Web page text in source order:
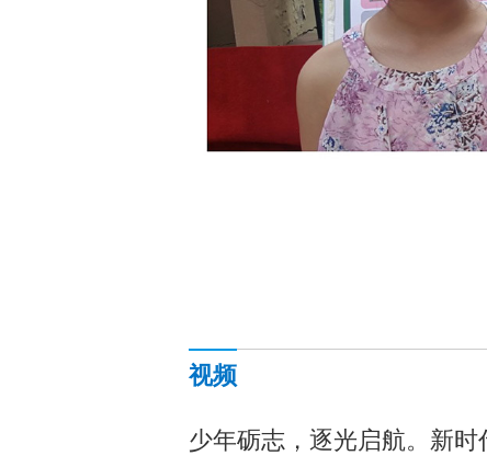
视频
少年砺志，逐光启航。新